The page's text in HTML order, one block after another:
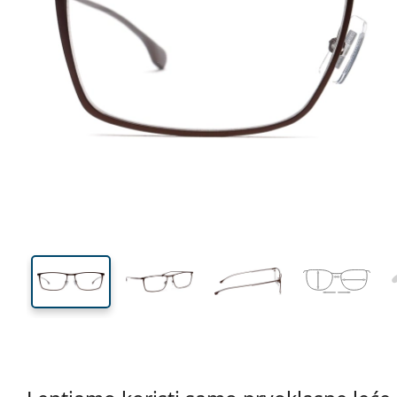
37 mm
Visina leće
55 mm
Širina leće
Širina